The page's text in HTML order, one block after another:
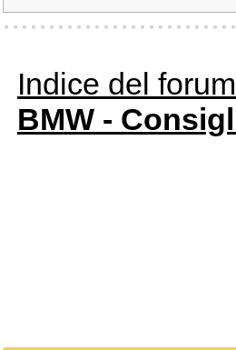
Indice del forum
BMW -